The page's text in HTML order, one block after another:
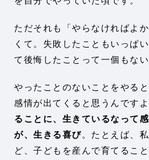
ただそれも「やらなければよ
くて。失敗したこともいっぱ
て後悔したことって一個もない
やったことのないことをやる
感情が出てくると思うんですよ
ることに、生きているなって
が、生きる喜び。たとえば、
ど、子どもを産んで育てるこ